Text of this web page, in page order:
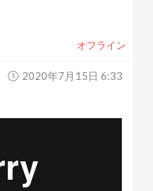
オフライン
2020年7月15日 6:33